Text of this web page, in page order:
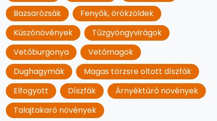
Bazsarózsák
Fenyők, örökzöldek
Kúszónövények
Tűzgyöngyvirágok
Vetőburgonya
Vetőmagok
Dughagymák
Magas törzsre oltott díszfák
Elfogyott
Díszfák
Árnyéktűrő növények
Talajtakaró növények